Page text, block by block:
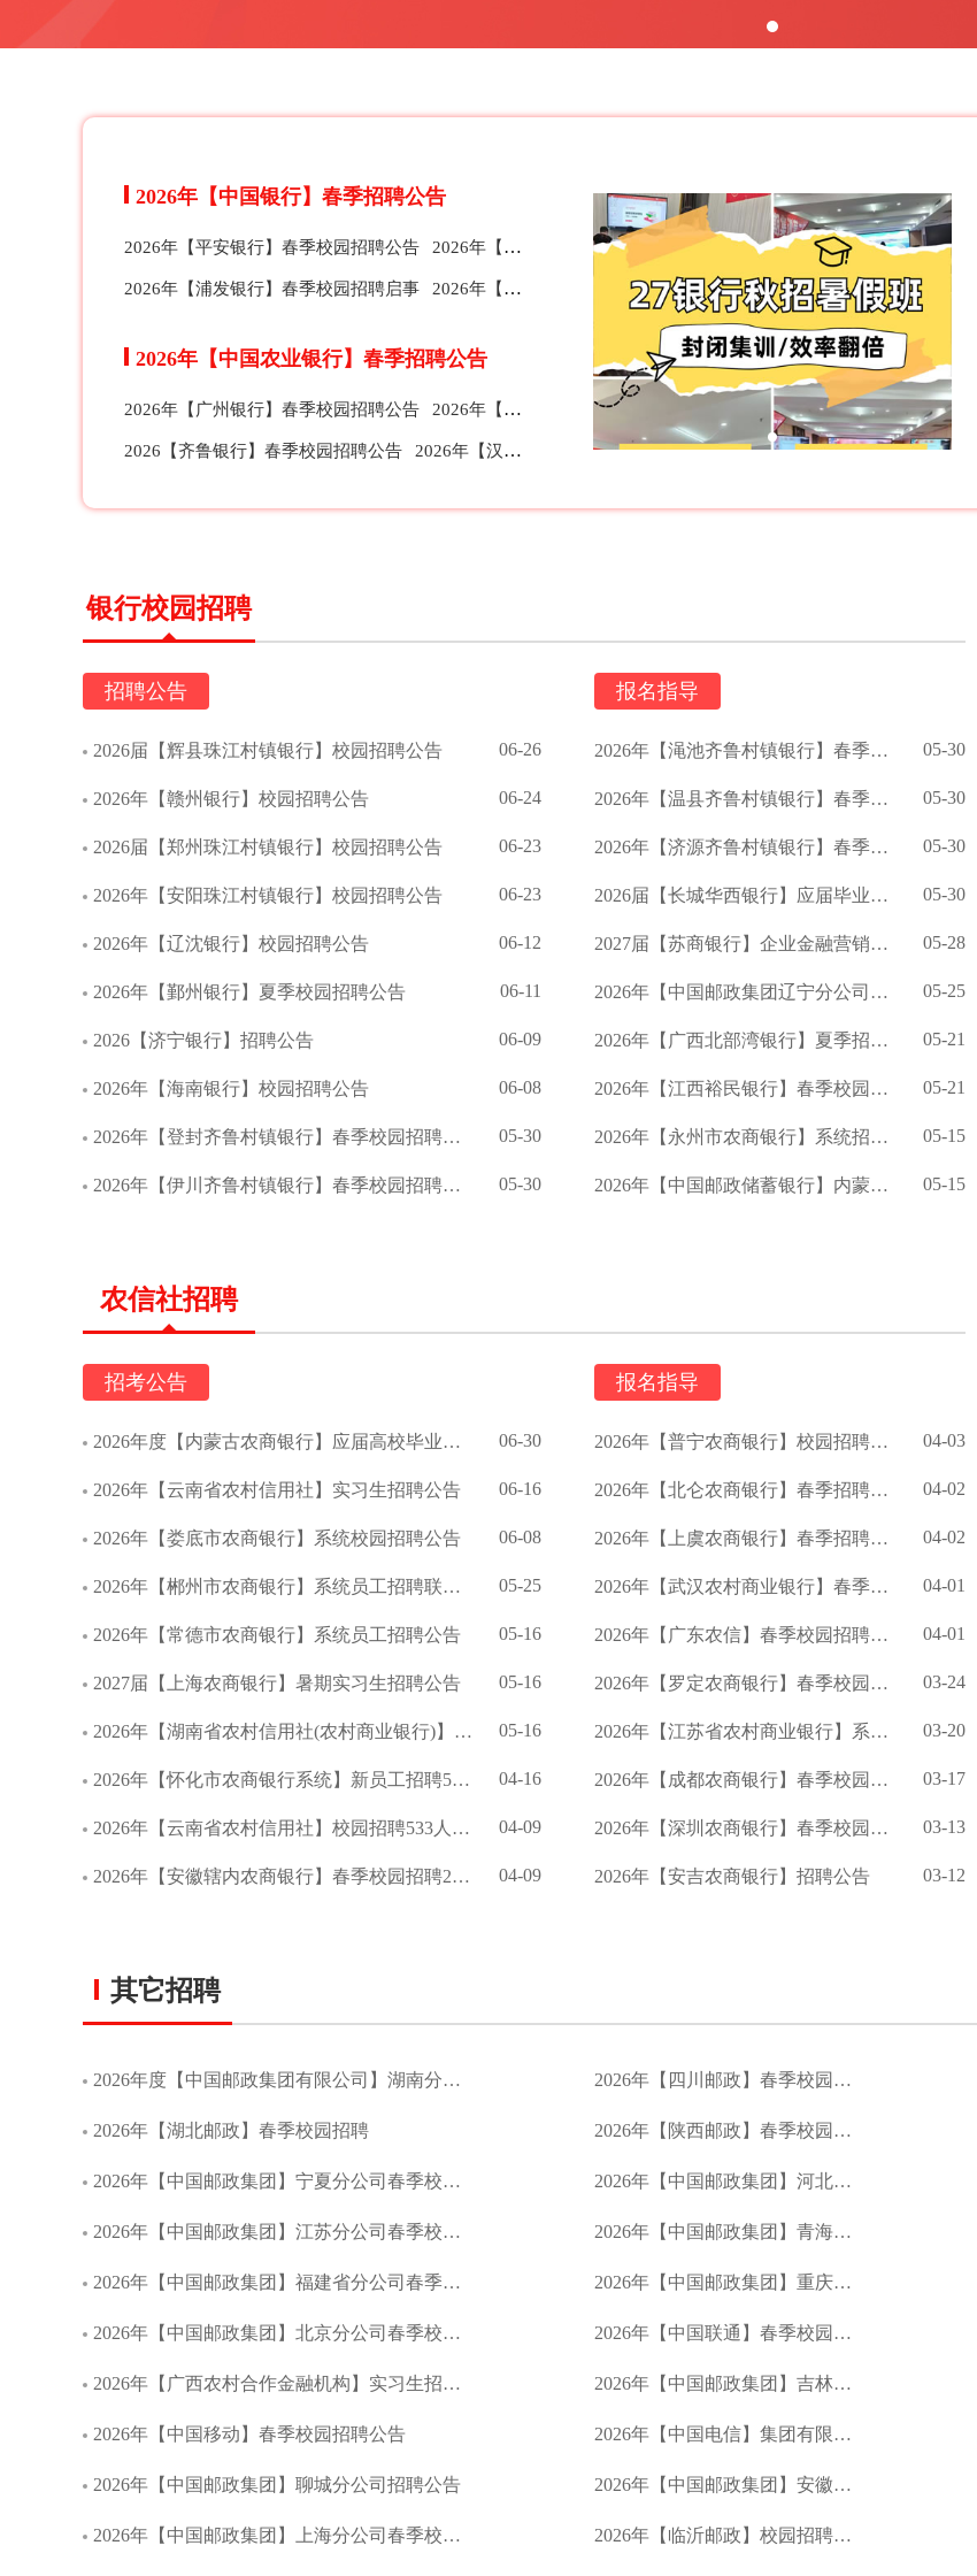
2026年【中国银行】春季招聘公告
2026年【平安银行】春季校园招聘公告 2026年【华夏银行】春季校园招聘公告
2026年【浦发银行】春季校园招聘启事 2026年【中信银行】春季校园招聘公告
2026年【中国农业银行】春季招聘公告
2026年【广州银行】春季校园招聘公告 2026年【宁波银行】春季校园招聘公告
2026【齐鲁银行】春季校园招聘公告 2026年【汉口银行】春季校园招聘公告
银行校园招聘
招聘公告
2026届【辉县珠江村镇银行】校园招聘公告 06-26
2026年【赣州银行】校园招聘公告 06-24
2026届【郑州珠江村镇银行】校园招聘公告 06-23
2026年【安阳珠江村镇银行】校园招聘公告 06-23
2026年【辽沈银行】校园招聘公告 06-12
2026年【鄞州银行】夏季校园招聘公告 06-11
2026【济宁银行】招聘公告 06-09
2026年【海南银行】校园招聘公告 06-08
2026年【登封齐鲁村镇银行】春季校园招聘公告 05-30
2026年【伊川齐鲁村镇银行】春季校园招聘公告 05-30
报名指导
2026年【渑池齐鲁村镇银行】春季校园招聘公告 05-30
2026年【温县齐鲁村镇银行】春季招聘公告 05-30
2026年【济源齐鲁村镇银行】春季校园招聘启事 05-30
2026届【长城华西银行】应届毕业生招聘公告 05-30
2027届【苏商银行】企业金融营销岗校招提前批公告 05-28
2026年【中国邮政集团辽宁分公司】招聘公告 05-25
2026年【广西北部湾银行】夏季招聘启事 05-21
2026年【江西裕民银行】春季校园招聘公告 05-21
2026年【永州市农商银行】系统招聘公告 05-15
2026年【中国邮政储蓄银行】内蒙古分行春季校园招聘公告 05-15
农信社招聘
招考公告
2026年度【内蒙古农商银行】应届高校毕业生校园招聘简章 06-30
2026年【云南省农村信用社】实习生招聘公告 06-16
2026年【娄底市农商银行】系统校园招聘公告 06-08
2026年【郴州市农商银行】系统员工招聘联合公告 05-25
2026年【常德市农商银行】系统员工招聘公告 05-16
2027届【上海农商银行】暑期实习生招聘公告 05-16
2026年【湖南省农村信用社(农村商业银行)】校园招聘公告 05-16
2026年【怀化市农商银行系统】新员工招聘55人公告 04-16
2026年【云南省农村信用社】校园招聘533人公告 04-09
2026年【安徽辖内农商银行】春季校园招聘209人公告 04-09
报名指导
2026年【普宁农商银行】校园招聘启事 04-03
2026年【北仑农商银行】春季招聘公告 04-02
2026年【上虞农商银行】春季招聘启事 04-02
2026年【武汉农村商业银行】春季校园招聘公告 04-01
2026年【广东农信】春季校园招聘公告 04-01
2026年【罗定农商银行】春季校园招聘公告 03-24
2026年【江苏省农村商业银行】系统度春季校园招聘公告 03-20
2026年【成都农商银行】春季校园招聘的公告 03-17
2026年【深圳农商银行】春季校园招聘公告 03-13
2026年【安吉农商银行】招聘公告 03-12
其它招聘
2026年度【中国邮政集团有限公司】湖南分公司春季校园招聘
2026年【湖北邮政】春季校园招聘
2026年【中国邮政集团】宁夏分公司春季校园招聘公告
2026年【中国邮政集团】江苏分公司春季校园招聘公告
2026年【中国邮政集团】福建省分公司春季校园招聘公告
2026年【中国邮政集团】北京分公司春季校园招聘公告
2026年【广西农村合作金融机构】实习生招募启事
2026年【中国移动】春季校园招聘公告
2026年【中国邮政集团】聊城分公司招聘公告
2026年【中国邮政集团】上海分公司春季校园招聘公告
2026年【四川邮政】春季校园招聘公告
2026年【陕西邮政】春季校园招聘公告
2026年【中国邮政集团】河北分公司春季校园招聘公告
2026年【中国邮政集团】青海分公司春季校园招聘公告
2026年【中国邮政集团】重庆市分公司春季校园招聘公告
2026年【中国联通】春季校园招聘公告
2026年【中国邮政集团】吉林省分公司春季招聘公告
2026年【中国电信】集团有限公司校园招聘公告
2026年【中国邮政集团】安徽省分公司春季校园招聘公告
2026年【临沂邮政】校园招聘公告